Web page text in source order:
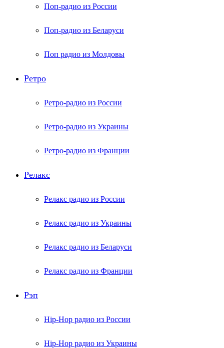
Поп-радио из России
Поп-радио из Беларуси
Поп радио из Молдовы
Ретро
Ретро-радио из России
Ретро-радио из Украины
Ретро-радио из Франции
Релакс
Релакс радио из России
Релакс радио из Украины
Релакс радио из Беларуси
Релакс радио из Франции
Рэп
Hip-Hop радио из России
Hip-Hop радио из Украины